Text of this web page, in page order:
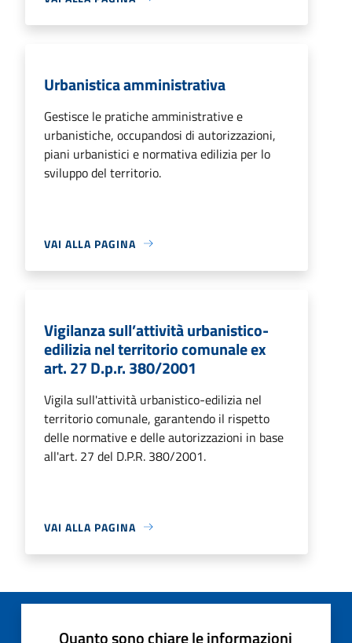
Urbanistica amministrativa
Gestisce le pratiche amministrative e
urbanistiche, occupandosi di autorizzazioni,
piani urbanistici e normativa edilizia per lo
sviluppo del territorio.
VAI ALLA PAGINA
Vigilanza sull’attività urbanistico-
edilizia nel territorio comunale ex
art. 27 D.p.r. 380/2001
Vigila sull'attività urbanistico-edilizia nel
territorio comunale, garantendo il rispetto
delle normative e delle autorizzazioni in base
all'art. 27 del D.P.R. 380/2001.
VAI ALLA PAGINA
Quanto sono chiare le informazioni